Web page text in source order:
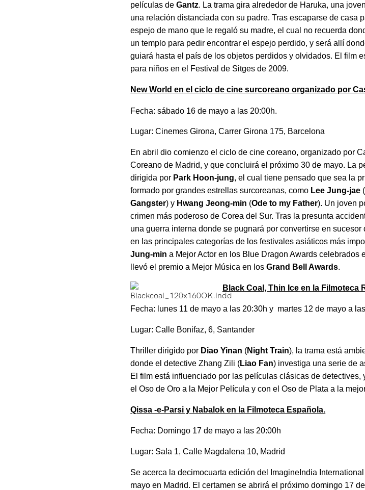
películas deGantz. La trama gira alrededor de Haruka, una
una relación distanciada con su padre. Tras escaparse de casa
espejo de mano que le regaló su madre, el cual no recuerda
un templo para pedir encontrar el espejo perdido, y será allí
guiará hasta el país de los objetos perdidos y olvidados. El film
para niños en el Festival de Sitges de 2009.
New World en el ciclo de cine surcoreano organizado por
Fecha: sábado 16 de mayo a las 20:00h.
Lugar: Cinemes Girona, Carrer Girona 175, Barcelona
En abril dio comienzo el ciclo de cine coreano, organizado por
Coreano de Madrid, y que concluirá el próximo 30 de mayo. La
dirigida por Park Hoon-jung, el cual tiene pensado que sea la
formado por grandes estrellas surcoreanas, como Lee Jung-jae (
Gangster) y Hwang Jeong-min (Ode to my Father). Un joven
crimen más poderoso de Corea del Sur. Tras la presunta
una guerra interna donde se pugnará por convertirse en
en las principales categorías de los festivales asiáticos más
Jung-min a Mejor Actor en los Blue Dragon Awards celebrados
llevó el premio a Mejor Música en losGrand Bell Awards.
Black Coal, Thin Ice en la Filmoteca
Fecha: lunes 11 de mayo a las 20:30h y martes 12 de mayo a
Lugar: Calle Bonifaz, 6, Santander
Thriller dirigido por Diao Yinan (Night Train), la trama está
donde el detective Zhang Zili (Liao Fan) investiga una serie de
El film está influenciado por las películas clásicas de
el Oso de Oro a la Mejor Película y con el Oso de Plata a la
Qissa -e-Parsi y Nabalok en la Filmoteca Española.
Fecha: Domingo 17 de mayo a las 20:00h
Lugar: Sala 1, Calle Magdalena 10, Madrid
Se acerca la decimocuarta edición del ImagineIndia
mayo en Madrid. El certamen se abrirá el próximo domingo 17